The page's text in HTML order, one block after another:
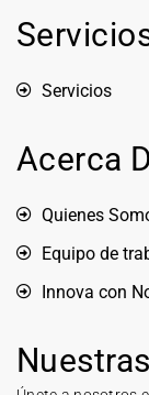
Servicios
Acerca
Quienes
Equipo de
Innova con